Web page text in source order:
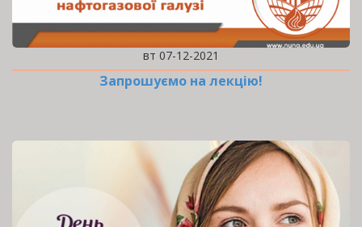
вт 07-12-2021
Запрошуємо на лекцію!